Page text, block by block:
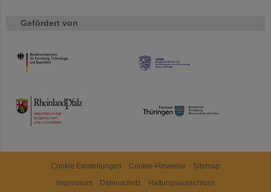
Gefördert von
HMWK
TMWWDG
Cookie Einstellungen Cookie-Hinweise
Sitemap
Impressum
Datenschutz Haftungsausschluss